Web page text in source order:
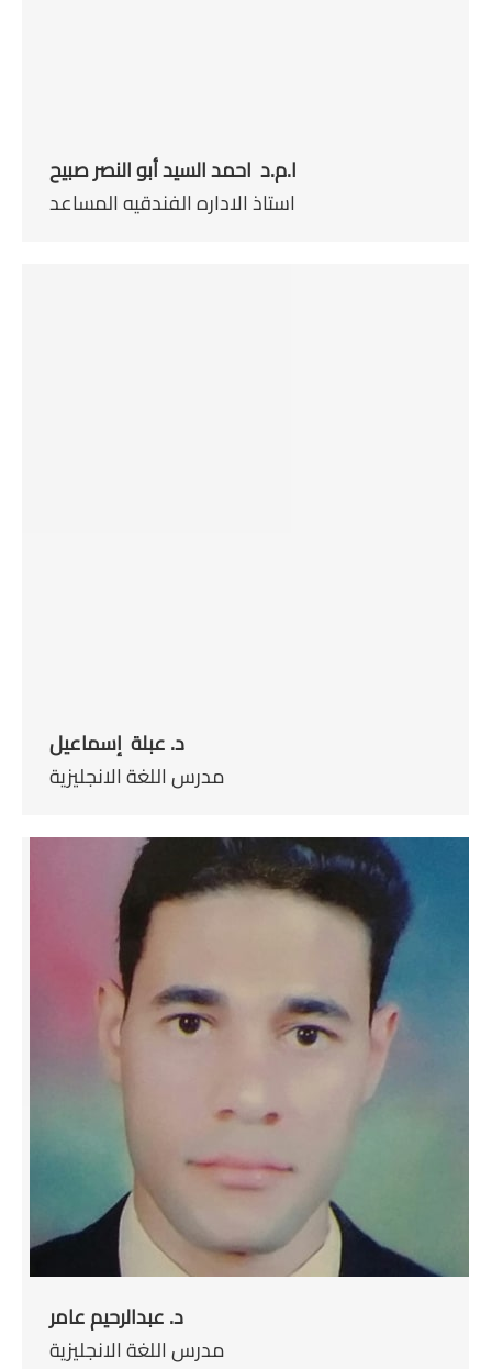
ا.م.د احمد السيد أبو النصر صبيح
استاذ الاداره الفندقيه المساعد
د. عبلة إسماعيل
مدرس اللغة الانجليزية
د. عبدالرحيم عامر
مدرس اللغة الانجليزية